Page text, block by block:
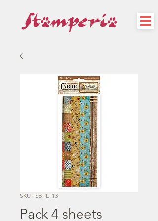
SKU : SBPLT13
Pack 4 sheets